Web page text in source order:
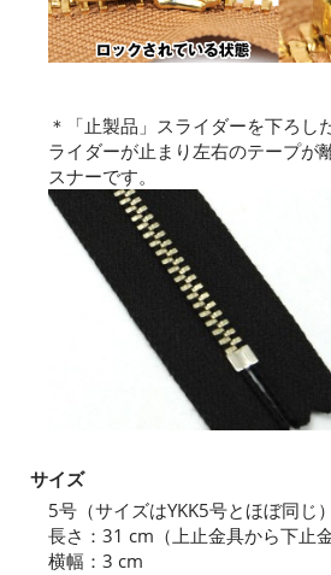
＊「止製品」スライダーを下ろし
ライダーが止まり左右のテープが
スナーです。
サイズ
5号（サイズはYKK5号とほぼ同じ）
長さ：31 cm（上止金具から下止
横幅：3 cm